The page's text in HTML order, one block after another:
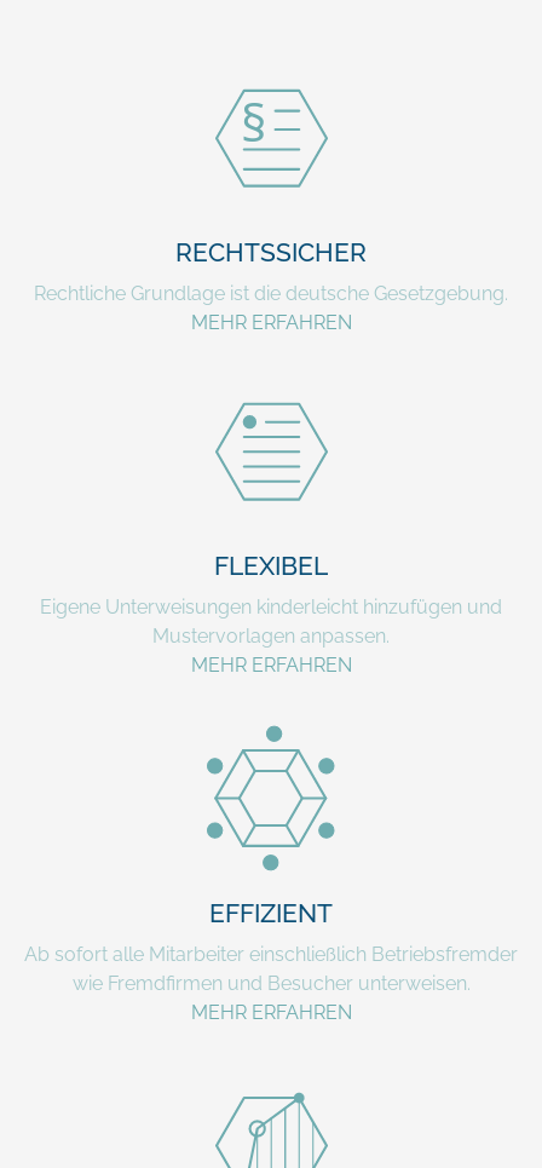
RECHTSSICHER
Rechtliche Grundlage ist die deutsche Gesetzgebung.
MEHR ERFAHREN
FLEXIBEL
Eigene Unterweisungen kinderleicht hinzufügen und
Mustervorlagen anpassen.
MEHR ERFAHREN
EFFIZIENT
Ab sofort alle Mitarbeiter einschließlich Betriebsfremder
wie Fremdfirmen und Besucher unterweisen.
MEHR ERFAHREN